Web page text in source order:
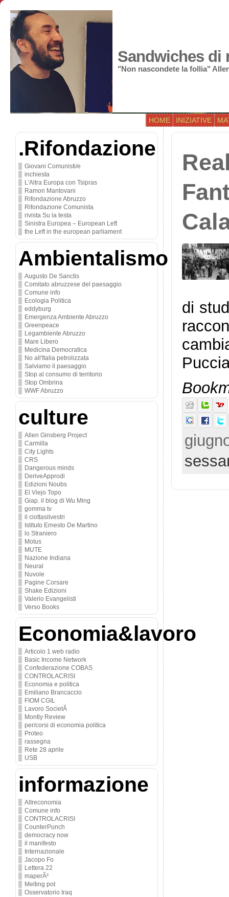
Sandwiches di
"Non nascondete la follia"
HOME INIZIATIVE
.Rifondazione
Giovani Comunisti/e
inchiesta
L'Altra Europa con Tsipras
Ramon Mantovani
Rifondazione Abruzzo
Rifondazione Comunista
rivista Su la testa
Sinistra Europea – European Left
the Left in the european parliament
Ambientalismo
Augusto De Sanctis
Comitato abruzzese del paesaggio
Comune info
Ecologia Politica
eddyburg
Emergenza Ambiente Abruzzo
Greenpeace
Legambiente Abruzzo
Mare Libero
Medicina Democratica
No all'Italia petrolizzata
Salviamo il paesaggio
Stop al consumo di territorio
Stop Ombrina
WWF Abruzzo
culture
Allen Ginsberg Project
Carmilla
City Lights
CRS
Dangerous minds
DeriveApprodi
Edizioni Noubs
El Viejo Topo
Giap. il blog di Wu Ming
gomma tv
il ciottasilvestri
Istituto Ernesto De Martino
lo Straniero
Motus
MUTE
Nazione Indiana
Neural
Nuvole
Pagine Corsare
Shake Edizioni
Valerio Evangelisti
Verso Books
Economia&lavoro
Articolo 1 web radio
Basic Income Network
Confederazione COBAS
CONTROLACRISI
Economia e politica
Emiliano Brancaccio
FIOM CGIL
Lavoro SocietÃ
Montly Review
per/corsi di economia politica
Proteo
rassegna
Rete 28 aprile
USB
informazione
Altreconomia
Comune info
CONTROLACRISI
CounterPunch
democracy now
il manifesto
Internazionale
Jacopo Fo
Lettera 22
maperÃ²
Melting pot
Osservatorio Iraq
di